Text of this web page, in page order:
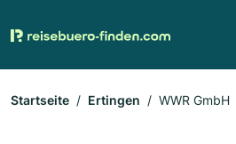
Startseite Ertingen WWR GmbH